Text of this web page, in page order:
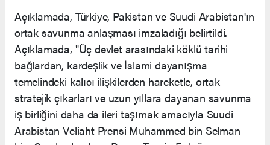
Açıklamada, Türkiye, Pakistan ve Suudi Arabistan'ın
ortak savunma anlaşması imzaladığı belirtildi.
Açıklamada, "Üç devlet arasındaki köklü tarihi
bağlardan, kardeşlik ve İslami dayanışma
temelindeki kalıcı ilişkilerden hareketle, ortak
stratejik çıkarları ve uzun yıllara dayanan savunma
iş birliğini daha da ileri taşımak amacıyla Suudi
Arabistan Veliaht Prensi Muhammed bin Selman